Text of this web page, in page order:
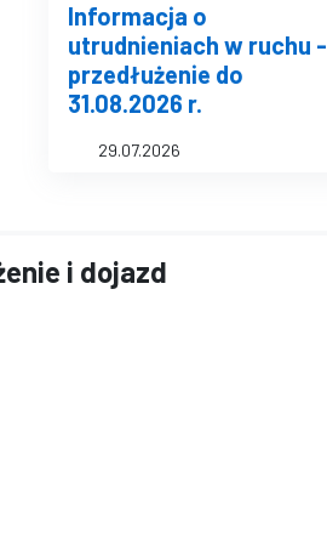
Informacja o
utrudnieniach w ruchu -
przedłużenie do
31.08.2026 r.
29.07.2026
i dojazd